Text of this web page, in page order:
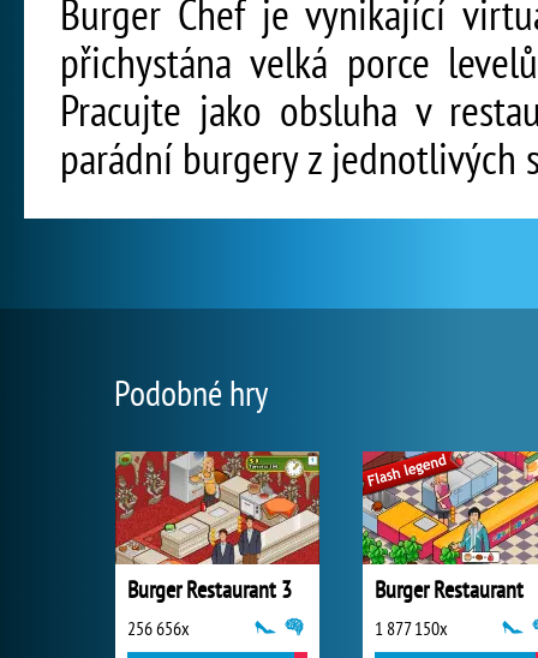
Burger Chef je vynikající
přichystána velká porce
Pracujte jako obsluha v
parádní burgery z
Podobné hry
Burger Restaurant 3
256 656x
Burger Restaurant
1 877 150x